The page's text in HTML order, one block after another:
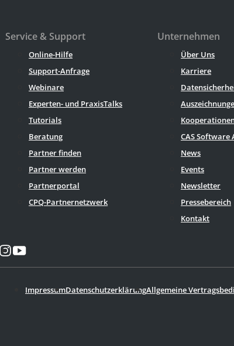
Service & Support
Online-Hilfe
Support-Anfrage
Webinare
Experten- und PraxisTalks
Tutorials
Beratung
Partner finden
Partner werden
Partnerportal
CPQ-Partnernetzwerk
Unternehmen
Über Uns
Karriere
CAS Software
News
Events
Newsletter
Pressebereich
Kontakt
ImpressumDatenschutzerklärungAllgemeine